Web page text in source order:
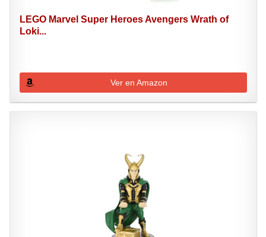
LEGO Marvel Super Heroes Avengers Wrath of
Loki...
Ver en Amazon